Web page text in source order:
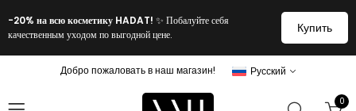
-20% на всю косметику HADAT! ✨ Побалуйте себя
качественным уходом по выгодной цене.
Купить
Добро пожаловать в наш магазин! Русский
0